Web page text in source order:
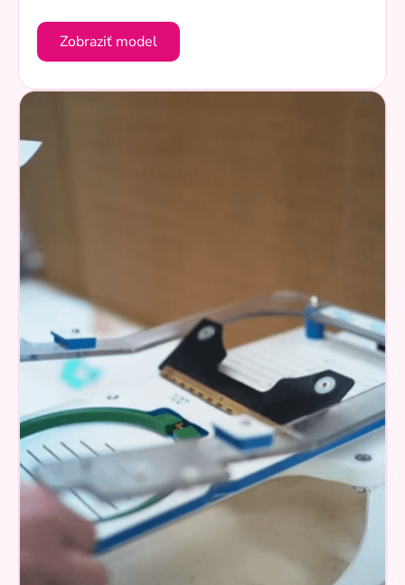
Zobraziť model